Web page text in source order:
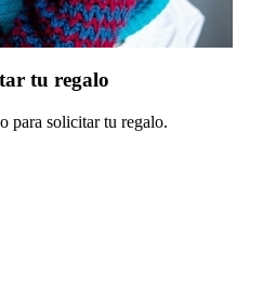
tu regalo
para solicitar tu regalo.